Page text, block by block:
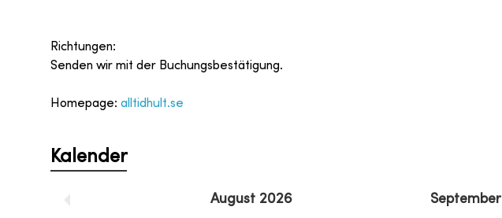
Richtungen:
Senden wir mit der Buchungsbestätigung.
Homepage: alltidhult.se
Kalender
August 2026 September